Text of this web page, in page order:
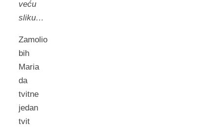
veću
sliku…
Zamolio
bih
Maria
da
tvitne
jedan
tvit